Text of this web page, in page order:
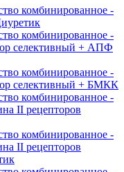
комбинированное -
комбинированное -
селективный + АПФ
комбинированное -
селективный + БМКК
комбинированное -
II рецепторов
комбинированное -
II рецепторов